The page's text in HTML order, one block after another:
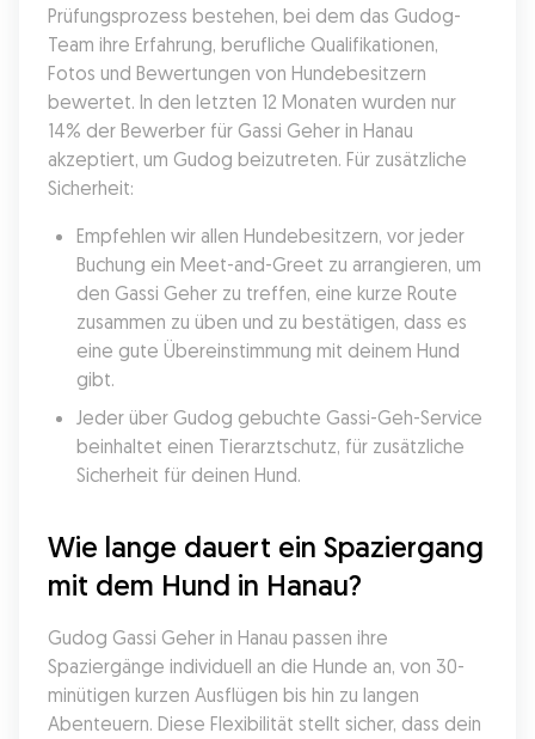
Prüfungsprozess bestehen, bei dem das Gudog-
Team ihre Erfahrung, berufliche Qualifikationen,
Fotos und Bewertungen von Hundebesitzern
bewertet. In den letzten 12 Monaten wurden nur
14% der Bewerber für Gassi Geher in Hanau
akzeptiert, um Gudog beizutreten. Für zusätzliche
Sicherheit:
Empfehlen wir allen Hundebesitzern, vor jeder
Buchung ein Meet-and-Greet zu arrangieren, um
den Gassi Geher zu treffen, eine kurze Route
zusammen zu üben und zu bestätigen, dass es
eine gute Übereinstimmung mit deinem Hund
gibt.
Jeder über Gudog gebuchte Gassi-Geh-Service
beinhaltet einen Tierarztschutz, für zusätzliche
Sicherheit für deinen Hund.
Wie lange dauert ein Spaziergang
mit dem Hund in Hanau?
Gudog Gassi Geher in Hanau passen ihre
Spaziergänge individuell an die Hunde an, von 30-
minütigen kurzen Ausflügen bis hin zu langen
Abenteuern. Diese Flexibilität stellt sicher, dass dein